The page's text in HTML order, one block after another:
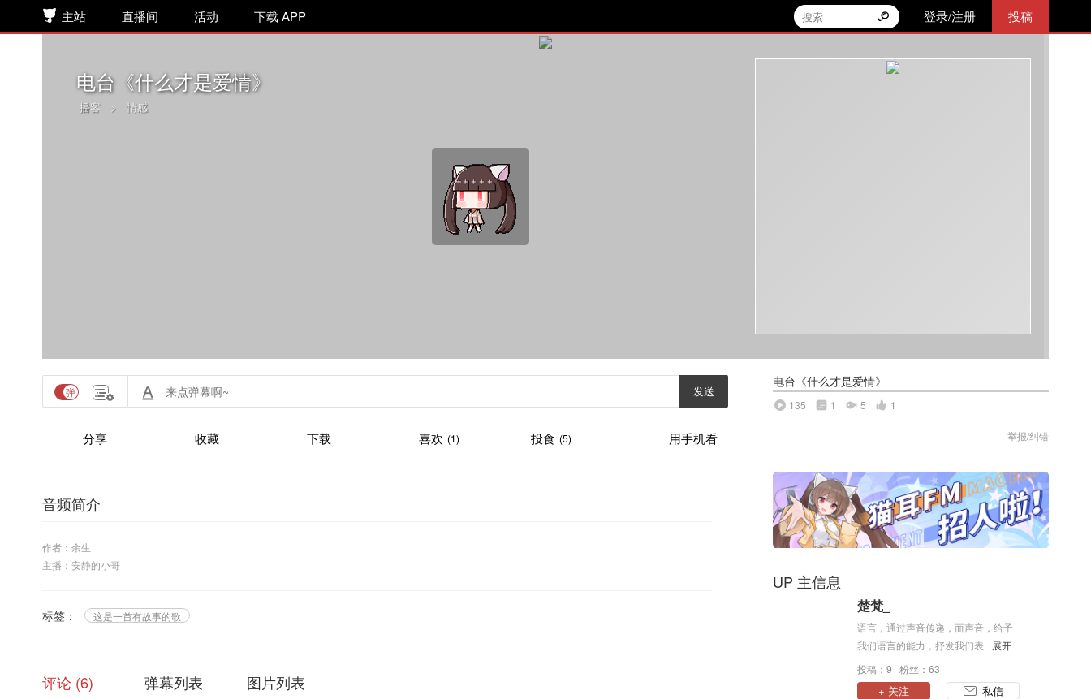
主站 直播间 活动 下载 APP 登录/注册 投稿
电台《什么才是爱情》
播客 > 情感
发送
分享 收藏 下载 喜欢 (1) 投食 (5) 用手机看
电台《什么才是爱情》
135 1 5 1
举报/纠错
音频简介
作者：余生
主播：安静的小哥
标签： 这是一首有故事的歌
评论 6 弹幕列表 图片列表
UP 主信息
楚梵_
语言，通过声音传递，而声音，给予
我们语言的能力，抒发我们表达的情
怀，传递我们情绪的感慨，放纵我们
真挚的爱。
展开
投稿：9 粉丝：63
+ 关注 私信